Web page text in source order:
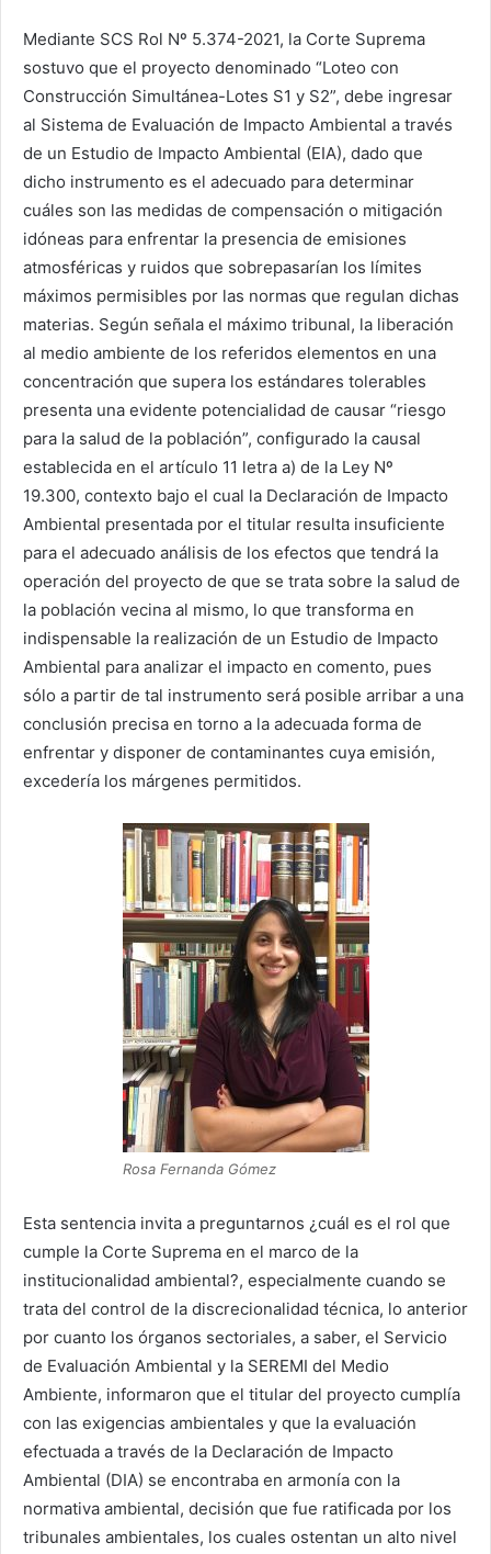
Mediante SCS Rol Nº 5.374-2021, la Corte Suprema
sostuvo que el proyecto denominado “Loteo con
Construcción Simultánea-Lotes S1 y S2”, debe ingresar
al Sistema de Evaluación de Impacto Ambiental a través
de un Estudio de Impacto Ambiental (EIA), dado que
dicho instrumento es el adecuado para determinar
cuáles son las medidas de compensación o mitigación
idóneas para enfrentar la presencia de emisiones
atmosféricas y ruidos que sobrepasarían los límites
máximos permisibles por las normas que regulan dichas
materias. Según señala el máximo tribunal, la liberación
al medio ambiente de los referidos elementos en una
concentración que supera los estándares tolerables
presenta una evidente potencialidad de causar “riesgo
para la salud de la población”, configurado la causal
establecida en el artículo 11 letra a) de la Ley Nº
19.300, contexto bajo el cual la Declaración de Impacto
Ambiental presentada por el titular resulta insuficiente
para el adecuado análisis de los efectos que tendrá la
operación del proyecto de que se trata sobre la salud de
la población vecina al mismo, lo que transforma en
indispensable la realización de un Estudio de Impacto
Ambiental para analizar el impacto en comento, pues
sólo a partir de tal instrumento será posible arribar a una
conclusión precisa en torno a la adecuada forma de
enfrentar y disponer de contaminantes cuya emisión,
excedería los márgenes permitidos.
Rosa Fernanda Gómez
Esta sentencia invita a preguntarnos ¿cuál es el rol que
cumple la Corte Suprema en el marco de la
institucionalidad ambiental?, especialmente cuando se
trata del control de la discrecionalidad técnica, lo anterior
por cuanto los órganos sectoriales, a saber, el Servicio
de Evaluación Ambiental y la SEREMI del Medio
Ambiente, informaron que el titular del proyecto cumplía
con las exigencias ambientales y que la evaluación
efectuada a través de la Declaración de Impacto
Ambiental (DIA) se encontraba en armonía con la
normativa ambiental, decisión que fue ratificada por los
tribunales ambientales, los cuales ostentan un alto nivel